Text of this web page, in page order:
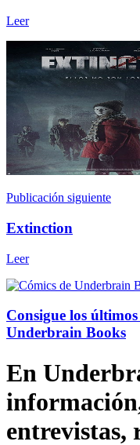
Leer
Publicación siguiente
Extinction
Leer
Consigue los
Underbrain Books
En
entrevistas,